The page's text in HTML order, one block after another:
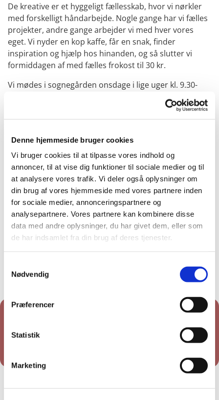
Denne hjemmeside bruger cookies
Vi bruger cookies til at tilpasse vores indhold og
annoncer, til at vise dig funktioner til sociale medier og til
at analysere vores trafik. Vi deler også oplysninger om
din brug af vores hjemmeside med vores partnere inden
for sociale medier, annonceringspartnere og
analysepartnere. Vores partnere kan kombinere disse
data med andre oplysninger, du har givet dem, eller som
de har indsamlet fra din brug af deres tjenester.
Nødvendig
Præferencer
Statistik
Marketing
De kreative er et hyggeligt fællesskab, hvor vi nørkler
med forskelligt håndarbejde. Nogle gange har vi fælles
projekter, andre gange arbejder vi med hver vores
eget. Vi nyder en kop kaffe, får en snak, finder
inspiration og hjælp hos hinanden, og så slutter vi
formiddagen af med fælles frokost til 30 kr.
Vi mødes i sognegården onsdage i lige uger kl. 9.30-
12.00. Der ingen tilmelding – alle er velkomne.
Du vil måske også kunne lide...